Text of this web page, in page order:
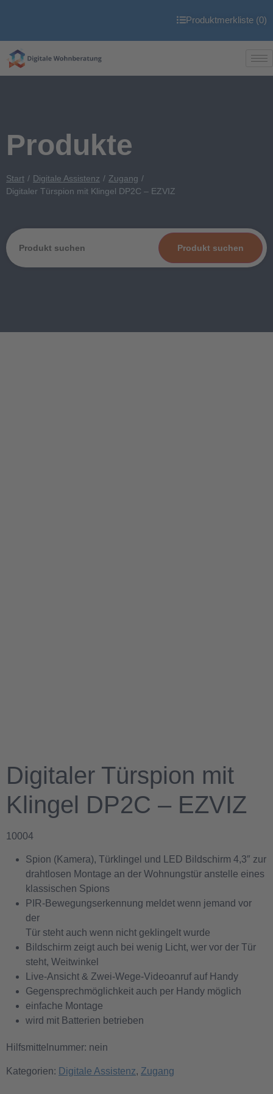
Produktmerkliste (0)
Produkte
Start Digitale Assistenz
Zugang
Digitaler Türspion mit Klingel DP2C – EZVIZ
Produkt suchen
Digitaler Türspion mit
Klingel DP2C – EZVIZ
10004
Spion (Kamera), Türklingel und LED Bildschirm 4,3″ zur
drahtlosen Montage an der Wohnungstür anstelle eines
klassischen Spions
PIR-Bewegungserkennung meldet wenn jemand vor
der
Tür steht auch wenn nicht geklingelt wurde
Bildschirm zeigt auch bei wenig Licht, wer vor der Tür
steht, Weitwinkel
Live-Ansicht & Zwei-Wege-Videoanruf auf Handy
Gegensprechmöglichkeit auch per Handy möglich
einfache Montage
wird mit Batterien betrieben
Hilfsmittelnummer: nein
Kategorien: Digitale Assistenz, Zugang